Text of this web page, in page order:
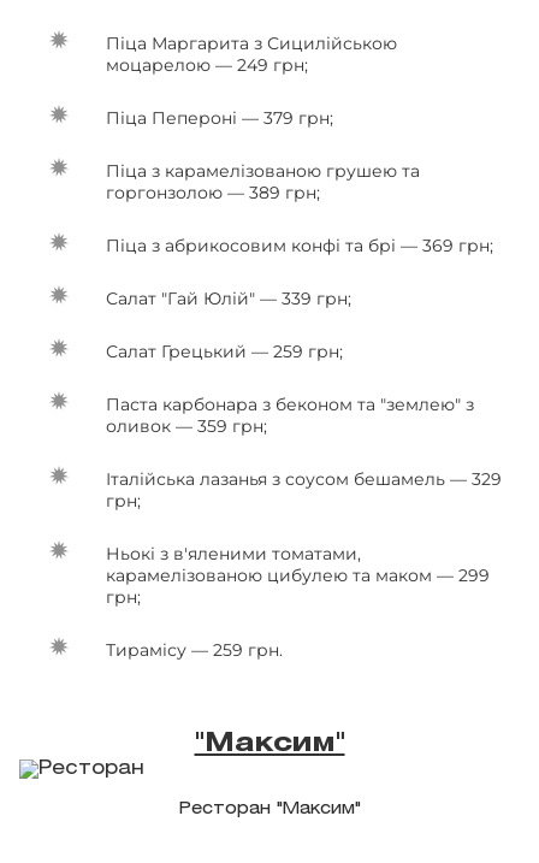
Піца Маргарита з Сицилійською
моцарелою — 249 грн;
Піца Пепероні — 379 грн;
Піца з карамелізованою грушею та
горгонзолою — 389 грн;
Піца з абрикосовим конфі та брі — 369 грн;
Салат "Гай Юлій" — 339 грн;
Салат Грецький — 259 грн;
Паста карбонара з беконом та "землею" з
оливок — 359 грн;
Італійська лазанья з соусом бешамель — 329
грн;
Ньокі з в'яленими томатами,
карамелізованою цибулею та маком — 299
грн;
Тирамісу — 259 грн.
"Максим"
Ресторан "Максим"